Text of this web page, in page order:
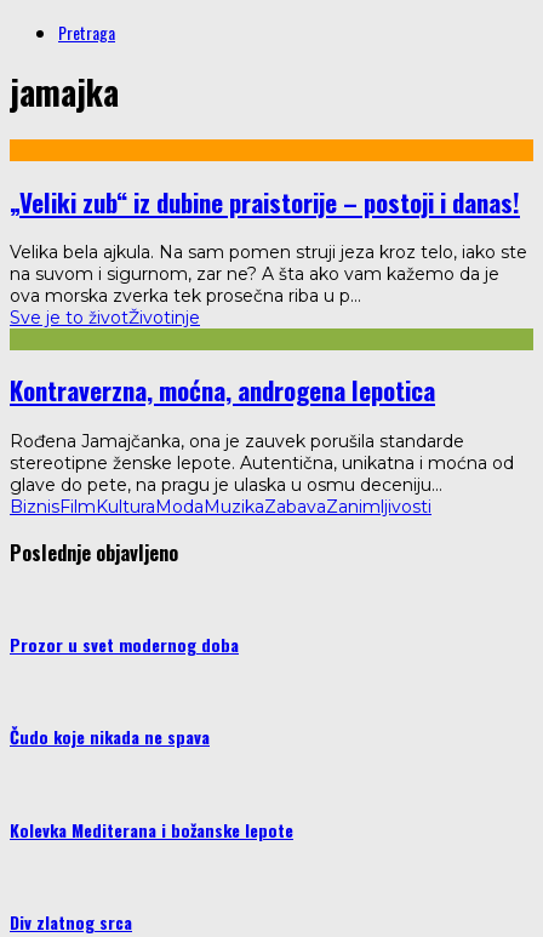
Pretraga
jamajka
„Veliki zub“ iz dubine praistorije – postoji i danas!
Velika bela ajkula. Na sam pomen struji jeza kroz telo, iako ste
na suvom i sigurnom, zar ne? A šta ako vam kažemo da je
ova morska zverka tek prosečna riba u p...
Sve je to životŽivotinje
Kontraverzna, moćna, androgena lepotica
Rođena Jamajčanka, ona je zauvek porušila standarde
stereotipne ženske lepote. Autentična, unikatna i moćna od
glave do pete, na pragu je ulaska u osmu deceniju...
BiznisFilmKulturaModaMuzikaZabavaZanimljivosti
Poslednje objavljeno
Prozor u svet modernog doba
Čudo koje nikada ne spava
Kolevka Mediterana i božanske lepote
Div zlatnog srca